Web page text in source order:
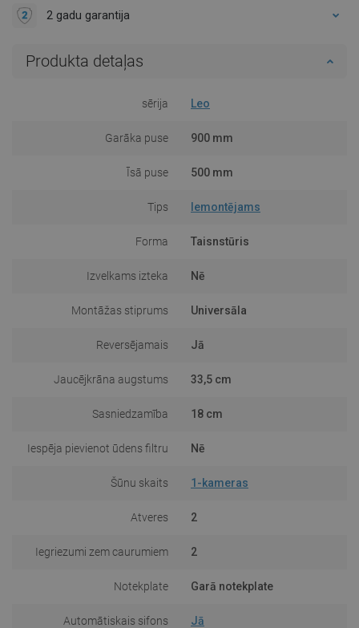
2 gadu garantija
Produkta detaļas
sērija Leo
Garāka puse 900 mm
Īsā puse 500 mm
Tips Iemontējams
Forma Taisnstūris
Izvelkams izteka Nē
Montāžas stiprums Universāla
Reversējamais Jā
Jaucējkrāna augstums 33,5 cm
Sasniedzamība 18 cm
Iespēja pievienot ūdens filtru Nē
Šūnu skaits 1-kameras
Atveres 2
Iegriezumi zem caurumiem 2
Notekplate Garā notekplate
Automātiskais sifons Jā